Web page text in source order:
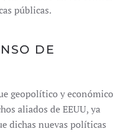
públicas.
DE
geopolítico y económico
aliados de EEUU, ya
dichas nuevas políticas